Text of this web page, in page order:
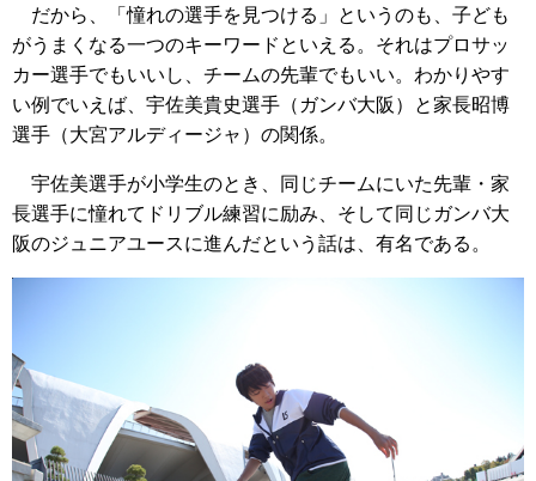
だから、「憧れの選手を見つける」というのも、子ども
がうまくなる一つのキーワードといえる。それはプロサッ
カー選手でもいいし、チームの先輩でもいい。わかりやす
い例でいえば、宇佐美貴史選手（ガンバ大阪）と家長昭博
選手（大宮アルディージャ）の関係。
宇佐美選手が小学生のとき、同じチームにいた先輩・家
長選手に憧れてドリブル練習に励み、そして同じガンバ大
阪のジュニアユースに進んだという話は、有名である。